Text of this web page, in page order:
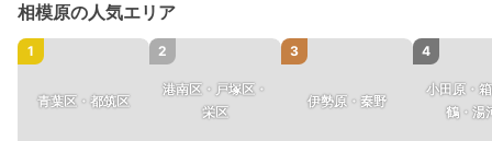
相模原の人気エリア
1
青葉区・都筑区
2
港南区・戸塚区・
栄区
3
伊勢原・秦野
4
小田原・
鶴・湯